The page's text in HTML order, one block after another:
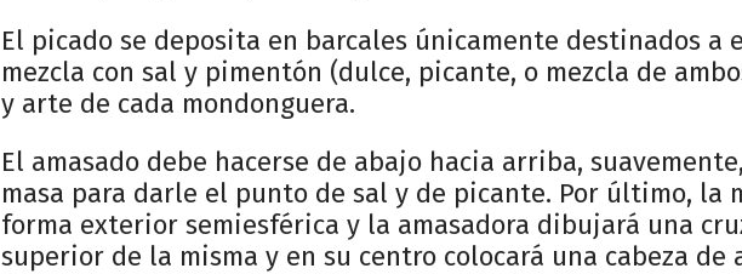
El picado se deposita en barcales únicamente destinados a
mezcla con sal y pimentón (dulce, picante, o mezcla de
y arte de cada mondonguera.
El amasado debe hacerse de abajo hacia arriba,
masa para darle el punto de sal y de picante. Por último, la
forma exterior semiesférica y la amasadora dibujará una
superior de la misma y en su centro colocará una cabeza de